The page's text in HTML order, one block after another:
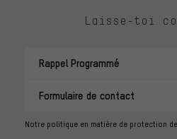
Laisse-toi
Rappel Programmé
Formulaire de contact
Notre politique en matière de protection